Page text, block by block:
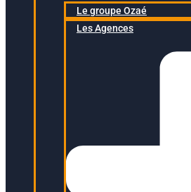
Le groupe Ozaé
Les Agences